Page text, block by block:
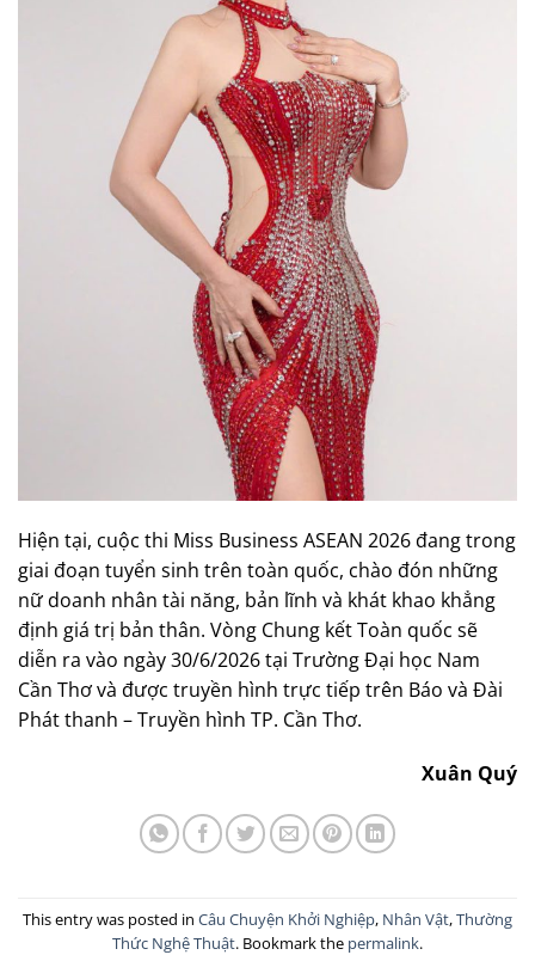
Hiện tại, cuộc thi Miss Business ASEAN 2026 đang trong
giai đoạn tuyển sinh trên toàn quốc, chào đón những
nữ doanh nhân tài năng, bản lĩnh và khát khao khẳng
định giá trị bản thân. Vòng Chung kết Toàn quốc sẽ
diễn ra vào ngày 30/6/2026 tại Trường Đại học Nam
Cần Thơ và được truyền hình trực tiếp trên Báo và Đài
Phát thanh – Truyền hình TP. Cần Thơ.
Xuân Quý
This entry was posted in Câu Chuyện Khởi Nghiệp, Nhân Vật,Thường
Thức Nghệ Thuật. Bookmark the permalink.